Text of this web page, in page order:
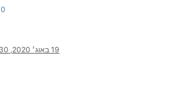
0
19 באוג׳ 2020, 14:30